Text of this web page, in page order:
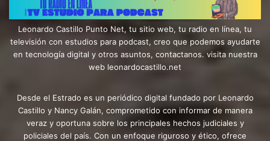
Leonardo Castillo Punto Net, tu sitio web, tu radio en línea, tu
televisión con estudios para podcast, creo que podemos ayudarte
en tecnología digital y otros asuntos, contactanos. visita nuestra
web leonardocastillo.net
Desde el Estrado es un periódico digital fundado por Leonardo
Castillo y Nancy Galán, comprometido con informar de manera
veraz y oportuna sobre los principales hechos judiciales y
policiales del país. Con un enfoque riguroso y ético, ofrece